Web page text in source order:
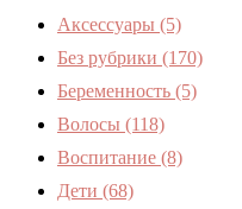
Аксессуары (5)
Без рубрики (170)
Беременность (5)
Волосы (118)
Воспитание (8)
Дети (68)